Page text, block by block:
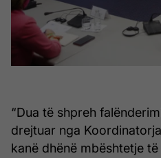
“Dua të shpreh
drejtuar nga
kanë dhënë mbështetje